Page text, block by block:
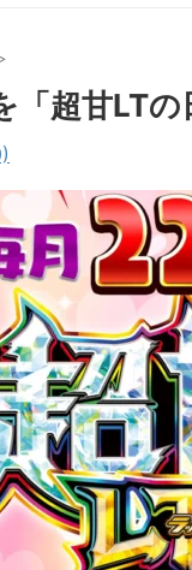
「超甘LTの